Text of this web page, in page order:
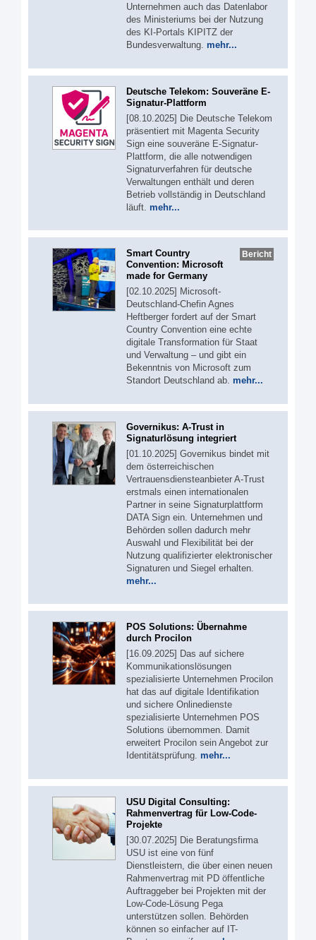
Unternehmen auch das Datenlabor
des Ministeriums bei der Nutzung
des KI-Portals KIPITZ der
Bundesverwaltung. mehr...
Deutsche Telekom: Souveräne E-
Signatur-Plattform
[08.10.2025] Die Deutsche Telekom
präsentiert mit Magenta Security
Sign eine souveräne E-Signatur-
Plattform, die alle notwendigen
Signaturverfahren für deutsche
Verwaltungen enthält und deren
Betrieb vollständig in Deutschland
läuft. mehr...
Bericht
Smart Country
Convention: Microsoft
made for Germany
[02.10.2025] Microsoft-
Deutschland-Chefin Agnes
Heftberger fordert auf der Smart
Country Convention eine echte
digitale Transformation für Staat
und Verwaltung – und gibt ein
Bekenntnis von Microsoft zum
Standort Deutschland ab. mehr...
Governikus: A-Trust in
Signaturlösung integriert
[01.10.2025] Governikus bindet mit
dem österreichischen
Vertrauensdiensteanbieter A-Trust
erstmals einen internationalen
Partner in seine Signaturplattform
DATA Sign ein. Unternehmen und
Behörden sollen dadurch mehr
Auswahl und Flexibilität bei der
Nutzung qualifizierter elektronischer
Signaturen und Siegel erhalten.
mehr...
POS Solutions: Übernahme
durch Procilon
[16.09.2025] Das auf sichere
Kommunikationslösungen
spezialisierte Unternehmen Procilon
hat das auf digitale Identifikation
und sichere Onlinedienste
spezialisierte Unternehmen POS
Solutions übernommen. Damit
erweitert Procilon sein Angebot zur
Identitätsprüfung. mehr...
USU Digital Consulting:
Rahmenvertrag für Low-Code-
Projekte
[30.07.2025] Die Beratungsfirma
USU ist eine von fünf
Dienstleistern, die über einen neuen
Rahmenvertrag mit PD öffentliche
Auftraggeber bei Projekten mit der
Low-Code-Lösung Pega
unterstützen sollen. Behörden
können so einfacher auf IT-